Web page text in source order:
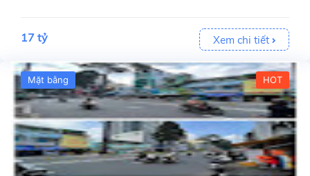
17 tỷ Xem chi tiết
Mặt bằng HOT